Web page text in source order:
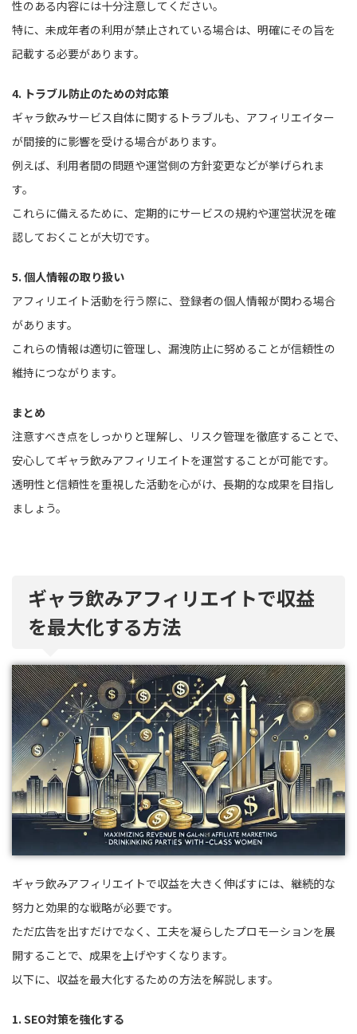
性のある内容には十分注意してください。
特に、未成年者の利用が禁止されている場合は、明確にその旨を
記載する必要があります。
4. トラブル防止のための対応策
ギャラ飲みサービス自体に関するトラブルも、アフィリエイター
が間接的に影響を受ける場合があります。
例えば、利用者間の問題や運営側の方針変更などが挙げられま
す。
これらに備えるために、定期的にサービスの規約や運営状況を確
認しておくことが大切です。
5. 個人情報の取り扱い
アフィリエイト活動を行う際に、登録者の個人情報が関わる場合
があります。
これらの情報は適切に管理し、漏洩防止に努めることが信頼性の
維持につながります。
まとめ
注意すべき点をしっかりと理解し、リスク管理を徹底することで、
安心してギャラ飲みアフィリエイトを運営することが可能です。
透明性と信頼性を重視した活動を心がけ、長期的な成果を目指し
ましょう。
ギャラ飲みアフィリエイトで収益
を最大化する方法
ギャラ飲みアフィリエイトで収益を大きく伸ばすには、継続的な
努力と効果的な戦略が必要です。
ただ広告を出すだけでなく、工夫を凝らしたプロモーションを展
開することで、成果を上げやすくなります。
以下に、収益を最大化するための方法を解説します。
1. SEO対策を強化する